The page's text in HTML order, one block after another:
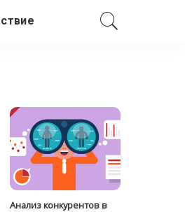
Анализ конкурентов в